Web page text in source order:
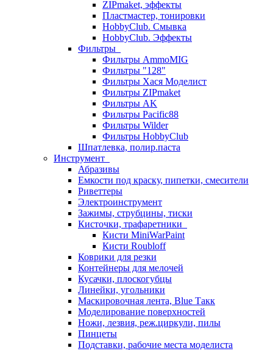
ZIPmaket, эффекты
Пластмастер, тонировки
HobbyClub. Смывка
HobbyClub. Эффекты
Фильтры
Фильтры AmmoMIG
Фильтры "128"
Фильтры Хася Моделист
Фильтры ZIPmaket
Фильтры AK
Фильтры Pacific88
Фильтры Wilder
Фильтры HobbyClub
Шпатлевка, полир.паста
Инструмент
Абразивы
Емкости под краску, пипетки, смесители
Риветтеры
Электроинструмент
Зажимы, струбцины, тиски
Кисточки, трафаретники
Кисти MiniWarPaint
Кисти Roubloff
Коврики для резки
Контейнеры для мелочей
Кусачки, плоскогубцы
Линейки, угольники
Маскировочная лента, Blue Такк
Моделирование поверхностей
Ножи, лезвия, реж.циркули, пилы
Пинцеты
Подставки, рабочие места моделиста